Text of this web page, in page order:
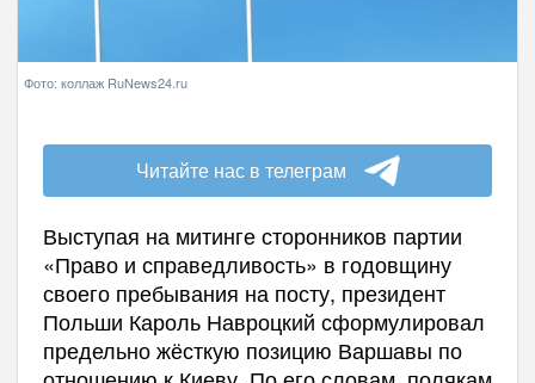
Фото: коллаж RuNews24.ru
Читайте нас в телеграм
Выступая на митинге сторонников партии
«Право и справедливость» в годовщину
своего пребывания на посту, президент
Польши Кароль Навроцкий сформулировал
предельно жёсткую позицию Варшавы по